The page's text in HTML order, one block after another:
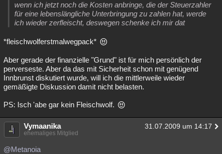
wenn ich jetzt noch die Kosten anbringe, die der Steuerzahler
für eine lebenslängliche Unterbringung zu zahlen hat, werde
ich wieder zerfleischt, deswegen schenke ich mir dat
*fleischwolferstmalwegpack*
Aber gerade der finanzielle "Grund" ist für mich persönlich der
perverseste. Aber da das mit Sicherheit schon mit genügend
Innbrunst diskutiert wurde, will ich die mittlerweile wieder
gemäßigte Diskussion damit nicht belasten.
PS: Isch 'abe gar kein Fleischwolf.
Vymaanika 31.07.2009 um 14:17
ehemaliges Mitglied
@Metanoia